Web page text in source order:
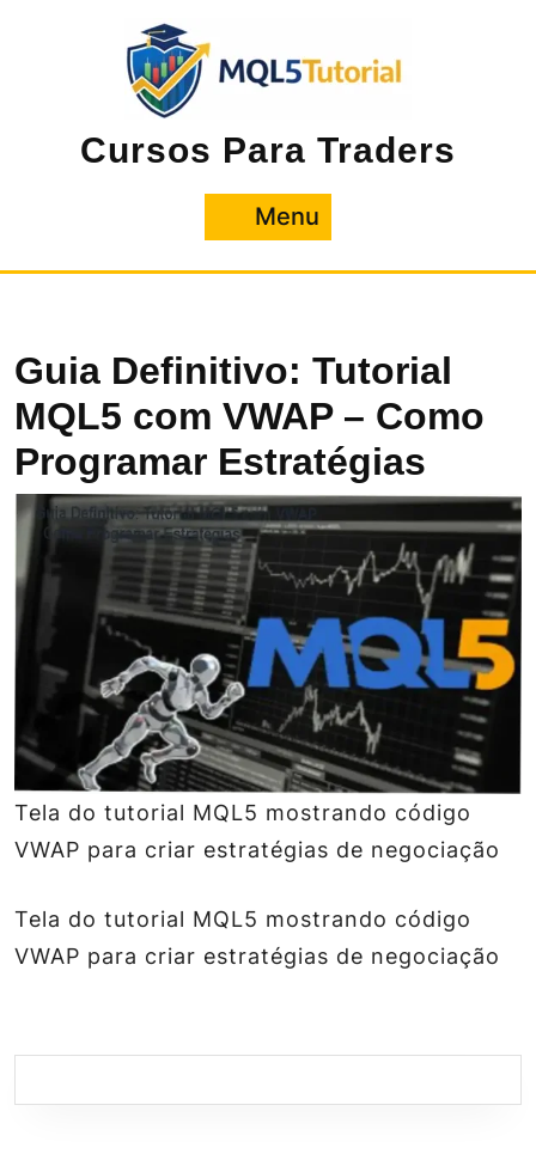
Cursos Para Traders
Menu
Guia Definitivo: Tutorial
MQL5 com VWAP – Como
Programar Estratégias
Tela do tutorial MQL5 mostrando código
VWAP para criar estratégias de negociação
Tela do tutorial MQL5 mostrando código
VWAP para criar estratégias de negociação